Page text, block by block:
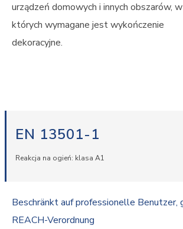
urządzeń domowych i innych obszarów, w
których wymagane jest wykończenie
dekoracyjne.
EN 13501-1
Reakcja na ogień: klasa A1
Beschränkt auf professionelle Benutzer,
REACH-Verordnung